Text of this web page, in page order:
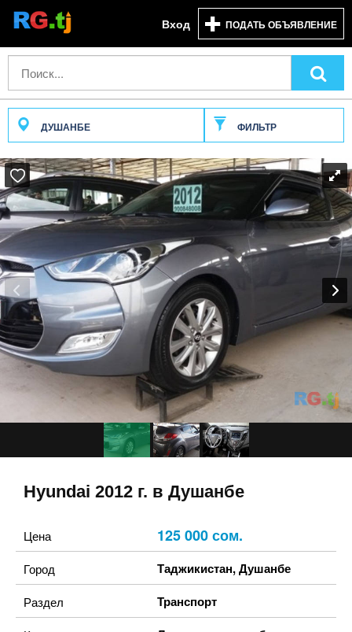
Вход ПОДАТЬ ОБЪЯВЛЕНИЕ
ДУШАНБЕ ФИЛЬТР
Hyundai 2012 г. в Душанбе
Цена 125 000 сом.
Город Таджикистан,Душанбе
Раздел Транспорт